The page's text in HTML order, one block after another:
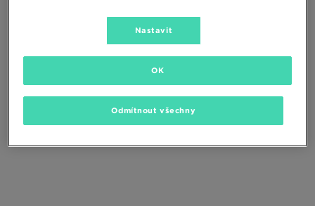
Žádné produkty k zobrazení
Změňte kritéria vyhledávání nebo
odstraňte vybrané filtry
Nastavit
Odmítnout všechny
OK